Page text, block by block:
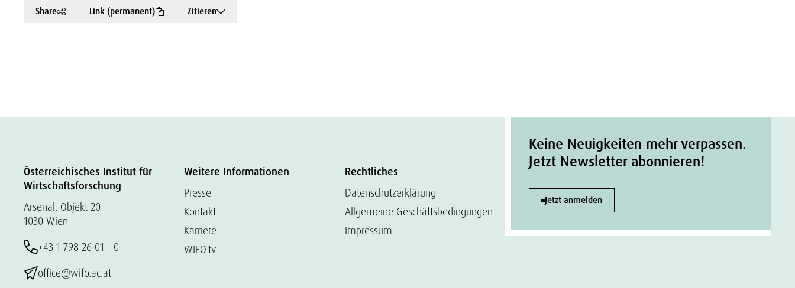
Share Link (permanent) Zitieren
Österreichisches Institut für
Wirtschaftsforschung
Arsenal, Objekt 20
1030 Wien
+43 1 798 26 01 – 0
office@wifo.ac.at
Weitere Informationen
Presse
Kontakt
Karriere
WIFO.tv
Rechtliches
Datenschutzerklärung
Allgemeine Geschäftsbedingungen
Impressum
Keine Neuigkeiten mehr verpassen.
Jetzt Newsletter abonnieren!
Jetzt anmelden